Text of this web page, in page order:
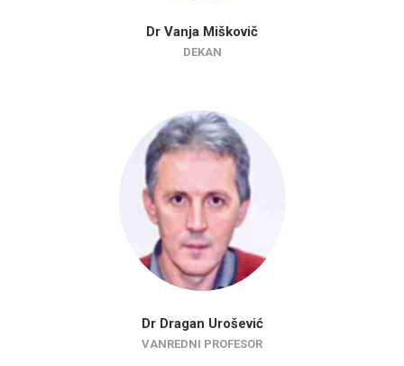
Dr Vanja Miškovič
DEKAN
Dr Dragan Urošević
VANREDNI PROFESOR